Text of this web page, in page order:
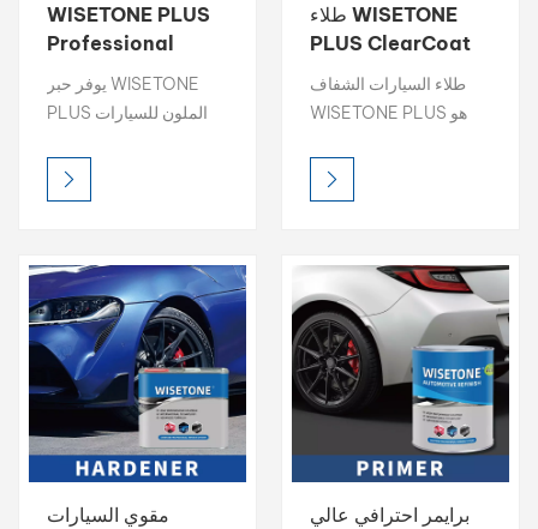
WISETONE PLUS
Professional
Color Toner 1K
Basecoat 2K
Topcoat
يوفر حبر WISETONE
PLUS الملون للسيارات
غنية، ودقة ألوان دقيقة،
مما يجعله الخيار الأمثل
سهولة المزج ونتائج ثابتة،
حيث صُمم لضمان توافق
مثالي مع أنظمة الخلط،
مما يسمح لفناني إعادة
التشطيب بتحقيق إعادة
إنتاج مثالية للألوان في كل
مرة.
طلاء WISETONE
PLUS ClearCoat
عالي اللمعان سريع
الجفاف لإعادة
طلاء السيارات الشفاف
WISETONE PLUS هو
تحمي طلاء السيارة من
التلف مع تعزيز لمعانه، كما
مقوي السيارات
برايمر احترافي عالي